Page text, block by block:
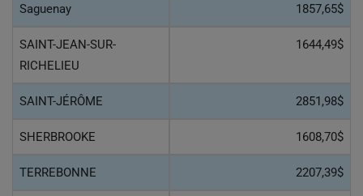
Saguenay 1857,65$
SAINT-JEAN-SUR-
RICHELIEU
1644,49$
SAINT-JÉRÔME 2851,98$
SHERBROOKE 1608,70$
TERREBONNE 2207,39$